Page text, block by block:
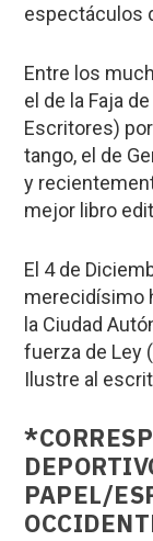
espectáculos
Entre los
el de la Faja
Escritores)
tango, el de
y
mejor libro
El 4 de
merecidísimo
la Ciudad
fuerza de Ley
Ilustre al
PAPEL/